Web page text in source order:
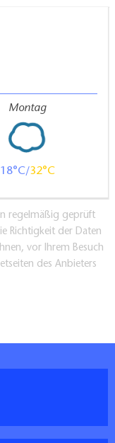
Montag
18 32
regelmäßig geprüft
Richtigkeit der Daten
vor Ihrem Besuch
des Anbieters